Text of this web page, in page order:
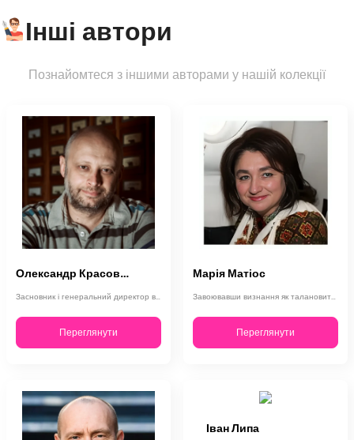
Інші автори
Познайомтеся з іншими авторами у нашій колекції
Олександр Красовицький
Засновник і генеральний директор видавництва «Фоліо», Олександр Красовицький, є…
Переглянути
Марія Матіос
Завоювавши визнання як талановита письменниця, Марія Матіос поєднує у своїх тво…
Переглянути
Іван Липа